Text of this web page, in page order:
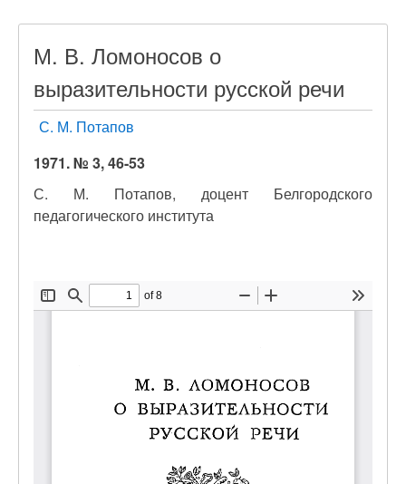
М. В. Ломоносов о
выразительности русской речи
С. М. Потапов
1971. № 3, 46-53
С. М. Потапов, доцент Белгородского
педагогического института